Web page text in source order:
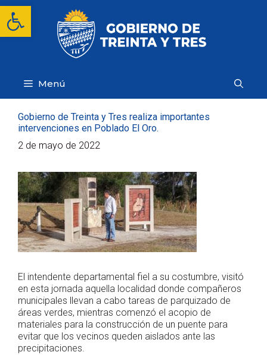
Abrir barra de herramientas
Saltar
contenido
Menú
Gobierno de Treinta y Tres realiza importantes
intervenciones en Poblado El Oro.
2 de mayo de 2022
El intendente departamental fiel a su costumbre, visitó
en esta jornada aquella localidad donde compañeros
municipales llevan a cabo tareas de parquizado de
áreas verdes, mientras comenzó el acopio de
materiales para la construcción de un puente para
evitar que los vecinos queden aislados ante las
precipitaciones.